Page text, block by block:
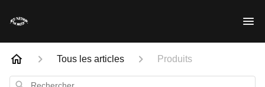
Tous les articles Produits
Rechercher